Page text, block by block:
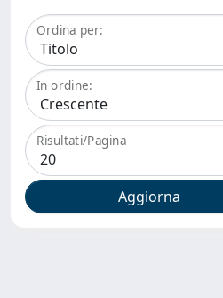
Ordina per:
In ordine:
Risultati/Pagina